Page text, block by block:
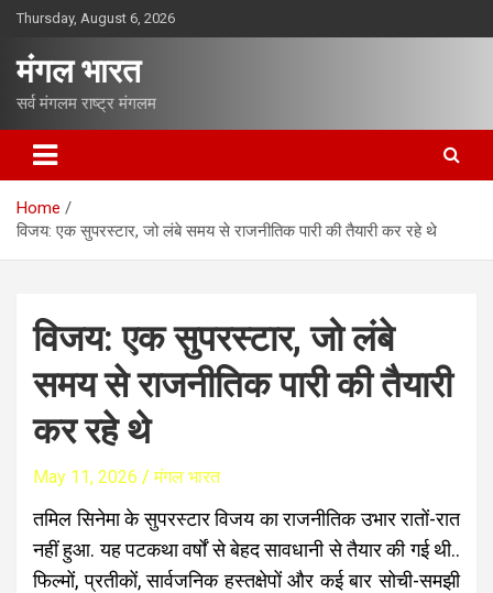
o
n
Thursday, August 6, 2026
मंगल भारत
सर्व मंगलम राष्ट्र मंगलम
Home
विजय: एक सुपरस्टार, जो लंबे समय से राजनीतिक पारी की तैयारी कर रहे थे
विजय: एक सुपरस्टार, जो लंबे
समय से राजनीतिक पारी की तैयारी
कर रहे थे
May 11, 2026 मंगल भारत
तमिल सिनेमा के सुपरस्टार विजय का राजनीतिक उभार रातों-रात
नहीं हुआ. यह पटकथा वर्षों से बेहद सावधानी से तैयार की गई थी..
फिल्मों, प्रतीकों, सार्वजनिक हस्तक्षेपों और कई बार सोची-समझी